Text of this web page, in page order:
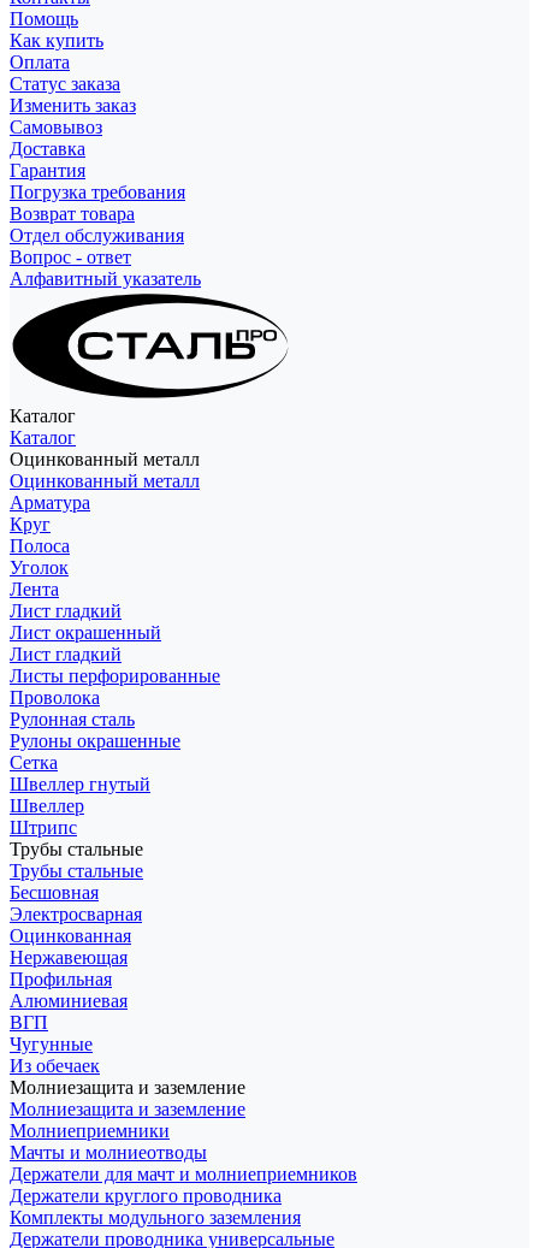
Помощь
Как купить
Оплата
Статус заказа
Изменить заказ
Самовывоз
Доставка
Гарантия
Погрузка требования
Возврат товара
Отдел обслуживания
Вопрос - ответ
Алфавитный указатель
Каталог
Каталог
Оцинкованный металл
Оцинкованный металл
Арматура
Круг
Полоса
Уголок
Лента
Лист гладкий
Лист окрашенный
Лист гладкий
Листы перфорированные
Проволока
Рулонная сталь
Рулоны окрашенные
Сетка
Швеллер гнутый
Швеллер
Штрипс
Трубы стальные
Трубы стальные
Бесшовная
Электросварная
Оцинкованная
Нержавеющая
Профильная
Алюминиевая
ВГП
Чугунные
Из обечаек
Молниезащита и заземление
Молниезащита и заземление
Молниеприемники
Мачты и молниеотводы
Держатели для мачт и молниеприемников
Держатели круглого проводника
Комплекты модульного заземления
Держатели проводника универсальные